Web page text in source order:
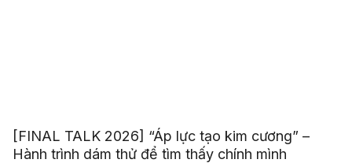
[FINAL TALK 2026] “Áp lực tạo kim cương” –
Hành trình dám thử để tìm thấy chính mình